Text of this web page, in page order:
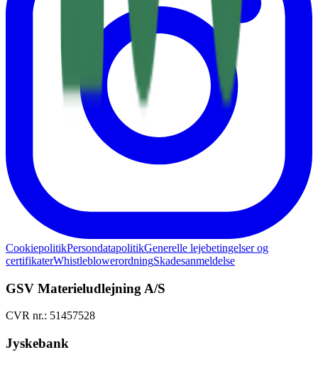
CookiepolitikPersondatapolitikGenerelle lejebetingelser og
certifikaterWhistleblowerordningSkadesanmeldelse
GSV Materieludlejning A/S
CVR nr.: 51457528
Jyskebank